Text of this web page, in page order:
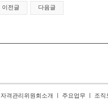
이전글 다음글
자격관리위원회소개 주요업무 조직